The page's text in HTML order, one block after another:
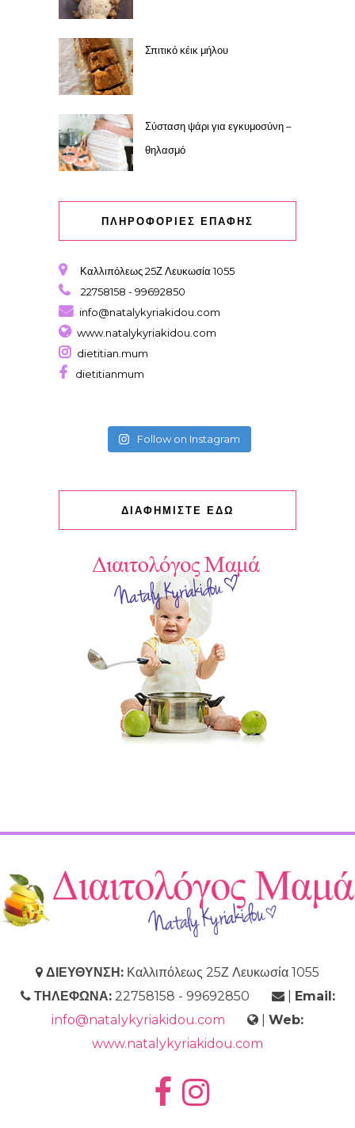
Σπιτικό κέικ μήλου
Σύσταση ψάρι για εγκυμοσύνη –
θηλασμό
ΠΛΗΡΟΦΟΡΙΕΣ ΕΠΑΦΗΣ
Καλλιπόλεως 25Ζ Λευκωσία 1055
22758158 - 99692850
info@natalykyriakidou.com
www.natalykyriakidou.com
dietitian.mum
dietitianmum
Follow on Instagram
ΔΙΑΦΗΜΙΣΤΕ ΕΔΩ
ΔΙΕΥΘΥΝΣΗ: Καλλιπόλεως 25Ζ Λευκωσία 1055
ΤΗΛΕΦΩΝΑ:22758158 - 99692850 | Email:
info@natalykyriakidou.com
Web:
www.natalykyriakidou.com